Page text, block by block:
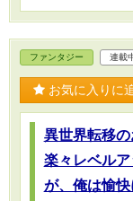
ファンタジー 連載
お気に入りに
異世界転移
楽々レベル
が、俺は愉